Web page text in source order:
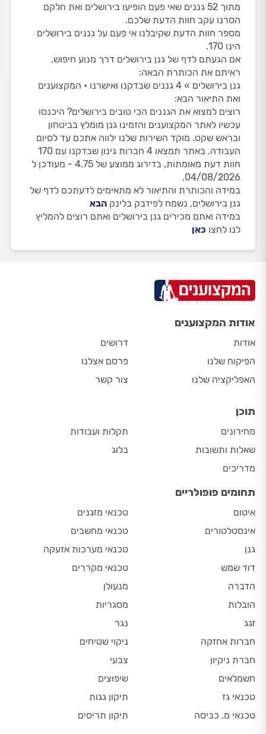
מתוך 52 גננים שאי פעם הופיעו בירושלים ואת חלקם
הסרנו עקב חוות הדעת שלכם.
מספר חוות הדעת שקיבלנו אי פעם על גננים בירושלים
הינו 170.
אם הגעתם לדף של גנן בירושלים דרך מנוע חיפוש,
ראיתם את הכותרת הבאה:
גנן בירושלים » 4 גננים שבדקנו ואישרנו • המקצוענים
ואת התיאור הבא:
רוצים למצוא את הגננים הכי טובים בירושלים? היכנסו
עכשיו לאתר המקצוענים והזמינו גנן מומלץ בביטחון
ובראש שקט. מוקד השירות שלנו ילווה אתכם עד לסיום
העבודה. באתר תמצאו 4 חברות גינון שבדקנו עם 170
חוות דעת מאומתות, בדירוג ממוצע של 4.75 - מעודכן ל
04/08/2026.
במידה והכותרת והתיאור לא מתאימים לדעתכם לדף של
גנן בירושלים, נשמח לפידבק בלינק הבא
במידה ואתם מכירים גנן בירושלים ואתם רוצים להמליץ
לנו לחצו כאן
אודות המקצוענים
אודות
הפיקוח שלנו
האפליקציה שלנו
דרושים
פרסם אצלנו
צור קשר
תוכן
מחירונים
שאלות ותשובות
מדריכים
תקלות ועבודות
בלוג
תחומים פופולריים
איטום
אינסטלטורים
גנן
דוד שמש
הדברה
הובלות
זגג
חברות אחזקה
חברת ניקיון
חשמלאים
טכנאי גז
טכנאי מ. כביסה
טכנאי מזגנים
טכנאי מחשבים
טכנאי מערכות אזעקה
טכנאי מקררים
מנעולן
מסגריות
נגר
ניקוי שטיחים
צבעי
שיפוצים
תיקון גגות
תיקון תריסים